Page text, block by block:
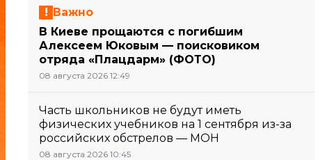
Важно
В Киеве прощаются с погибшим
Алексеем Юковым — поисковиком
отряда «Плацдарм» (ФОТО)
08 августа 2026 12:49
Часть школьников не будут иметь
физических учебников на 1 сентября из-за
российских обстрелов — МОН
08 августа 2026 10:45